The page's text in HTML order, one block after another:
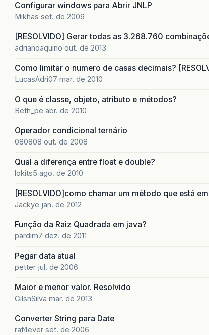
Configurar windows para Abrir JNLP
Mikhas set. de 2009
[RESOLVIDO] Gerar todas as 3.268.760
adrianoaquino out. de 2013
Como limitar o numero de casas decimais?
LucasAdri07 mar. de 2010
O que é classe, objeto, atributo e métodos?
Beth_pe abr. de 2010
Operador condicional ternário
080808 out. de 2008
Qual a diferença entre float e double?
lokits5 ago. de 2010
[RESOLVIDO]como chamar um método que está
Jackye jan. de 2012
Função da Raiz Quadrada em java?
pardim7 dez. de 2011
Pegar data atual
petter jul. de 2006
Maior e menor valor. Resolvido
GilsnSilva mar. de 2013
Converter String para Date
raf4ever set. de 2006